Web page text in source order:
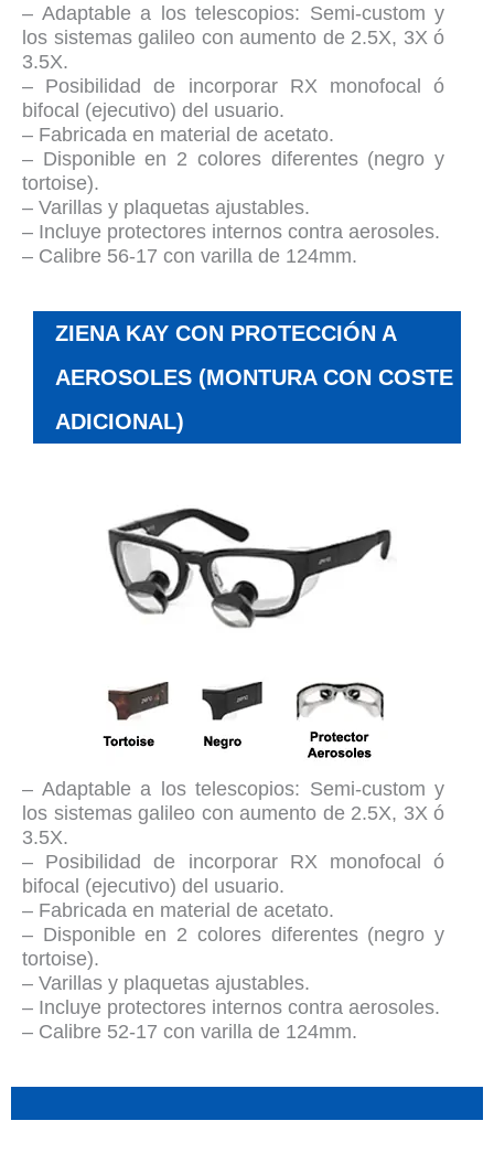
– Adaptable a los telescopios: Semi-custom y
los sistemas galileo con aumento de 2.5X, 3X ó
3.5X.
– Posibilidad de incorporar RX monofocal ó
bifocal (ejecutivo) del usuario.
– Fabricada en material de acetato.
– Disponible en 2 colores diferentes (negro y
tortoise).
– Varillas y plaquetas ajustables.
– Incluye protectores internos contra aerosoles.
– Calibre 56-17 con varilla de 124mm.
ZIENA KAY CON PROTECCIÓN A
AEROSOLES (MONTURA CON COSTE
ADICIONAL)
– Adaptable a los telescopios: Semi-custom y
los sistemas galileo con aumento de 2.5X, 3X ó
3.5X.
– Posibilidad de incorporar RX monofocal ó
bifocal (ejecutivo) del usuario.
– Fabricada en material de acetato.
– Disponible en 2 colores diferentes (negro y
tortoise).
– Varillas y plaquetas ajustables.
– Incluye protectores internos contra aerosoles.
– Calibre 52-17 con varilla de 124mm.